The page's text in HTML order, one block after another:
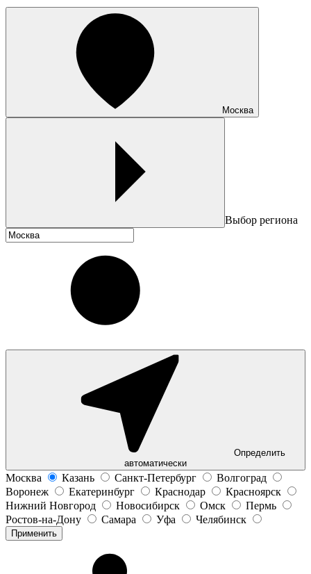
Москва
Выбор региона
Определить
автоматически
Москва Казань Санкт-Петербург
Волгоград
Воронеж
Екатеринбург Краснодар
Красноярск
Нижний Новгород
Новосибирск Омск
Пермь
Ростов-на-Дону
Самара Уфа Челябинск
Применить